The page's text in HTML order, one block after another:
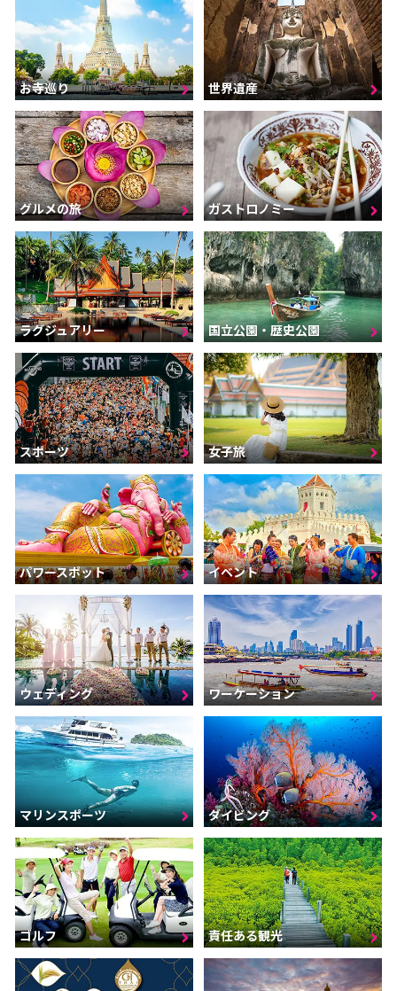
お寺巡り 世界遺産
グルメの旅 ガストロノミー
ラグジュアリー 国立公園・歴史公園
スポーツ 女子旅
パワースポット イベント
ウェディング ワーケーション
マリンスポーツ ダイビング
ゴルフ 責任ある観光